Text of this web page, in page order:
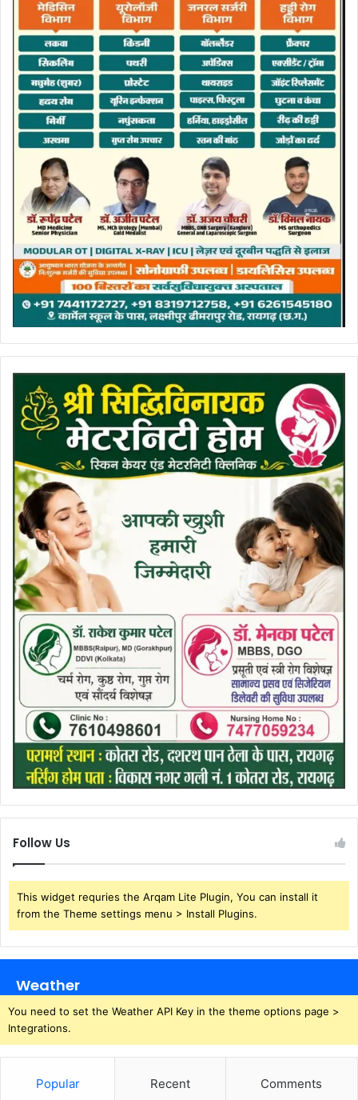
Follow Us
This widget requries the Arqam Lite Plugin, You can install it
from the Theme settings menu > Install Plugins.
Weather
You need to set the Weather API Key in the theme options page >
Integrations.
Popular Recent Comments